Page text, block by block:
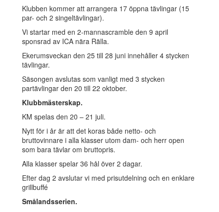
Klubben kommer att arrangera 17 öppna tävlingar (15
par- och 2 singeltävlingar).
Vi startar med en 2-mannascramble den 9 april
sponsrad av ICA nära Rälla.
Ekerumsveckan den 25 till 28 juni innehåller 4 stycken
tävlingar.
Säsongen avslutas som vanligt med 3 stycken
partävlingar den 20 till 22 oktober.
Klubbmästerskap.
KM spelas den 20 – 21 juli.
Nytt för i år är att det koras både netto- och
bruttovinnare i alla klasser utom dam- och herr open
som bara tävlar om bruttopris.
Alla klasser spelar 36 hål över 2 dagar.
Efter dag 2 avslutar vi med prisutdelning och en enklare
grillbuffé
Smålandsserien.